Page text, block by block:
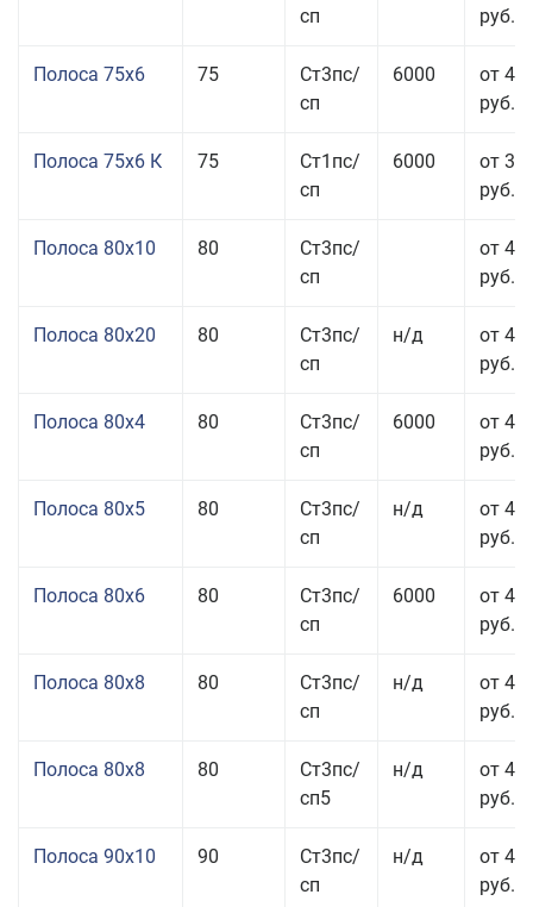
сп
руб.
Полоса 75x6 75
Ст3пс/
сп
6000
от 42
руб.
Полоса 75x6 К 75
Ст1пс/
сп
6000
от 35
руб.
Полоса 80x10 80
Ст3пс/
сп
от 42
руб.
Полоса 80x20 80
Ст3пс/
сп
н/д
от 49
руб.
Полоса 80x4 80
Ст3пс/
сп
6000
от 42
руб.
Полоса 80x5 80
Ст3пс/
сп
н/д
от 43
руб.
Полоса 80x6 80
Ст3пс/
сп
6000
от 42
руб.
Полоса 80x8 80
Ст3пс/
сп
н/д
от 41
руб.
Полоса 80x8 80
Ст3пс/
сп5
н/д
от 41
руб.
Полоса 90x10 90
Ст3пс/
сп
н/д
от 44
руб.